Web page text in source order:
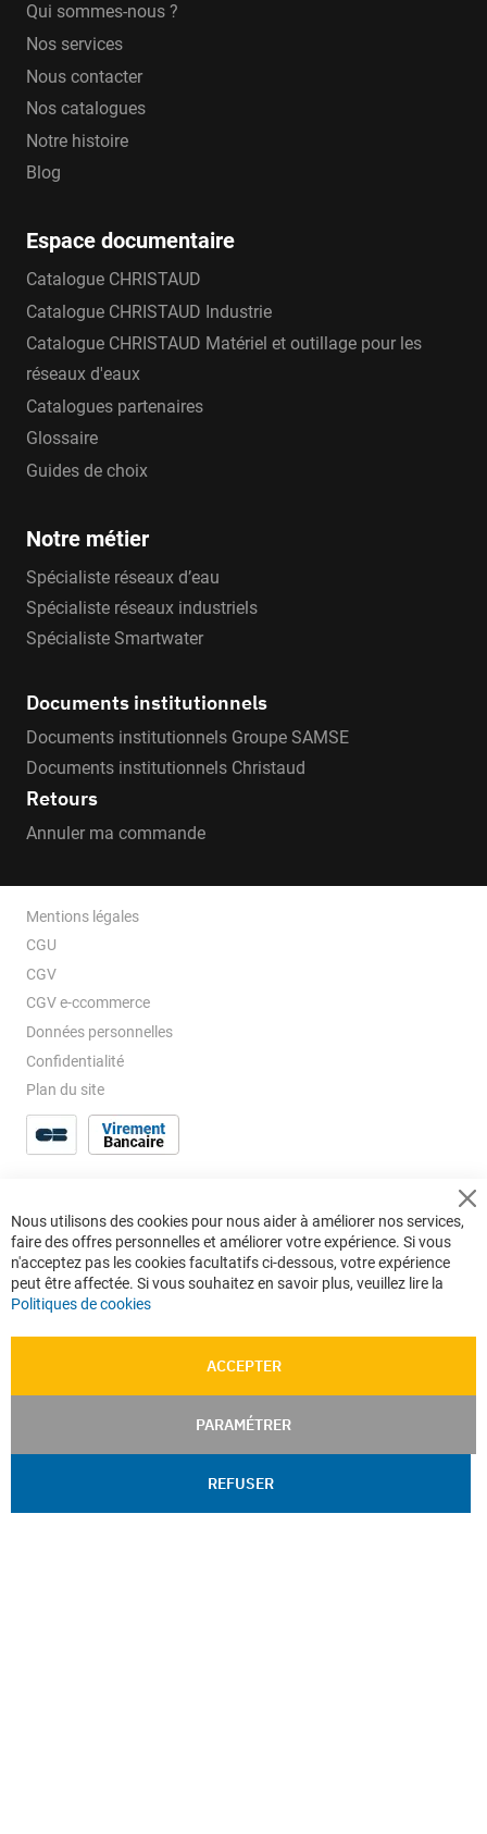
Qui sommes-nous ?
Nos services
Nous contacter
Nos catalogues
Notre histoire
Blog
Espace documentaire
Catalogue CHRISTAUD
Catalogue CHRISTAUD Industrie
Catalogue CHRISTAUD Matériel et outillage pour les
réseaux d'eaux
Catalogues partenaires
Glossaire
Guides de choix
Notre métier
Spécialiste réseaux d’eau
Spécialiste réseaux industriels
Spécialiste Smartwater
Documents institutionnels
Documents institutionnels Groupe SAMSE
Documents institutionnels Christaud
Retours
Annuler ma commande
Mentions légales
CGU
CGV
CGV e-ccommerce
Données personnelles
Confidentialité
Plan du site
Nous utilisons des cookies pour nous aider à améliorer nos services,
faire des offres personnelles et améliorer votre expérience. Si vous
n'acceptez pas les cookies facultatifs ci-dessous, votre expérience
peut être affectée. Si vous souhaitez en savoir plus, veuillez lire la
Politiques de cookies
ACCEPTER
PARAMÉTRER
REFUSER